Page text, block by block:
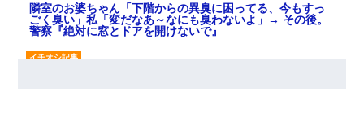
隣室のお婆ちゃん「下階からの異臭に困ってる、今もすっ
ごく臭い」私「変だなあ～なにも臭わないよ」→ その後。
警察『絶対に窓とドアを開けないで』